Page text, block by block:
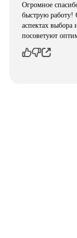
Огромное
быструю работу!
аспектах выбора
посоветуют